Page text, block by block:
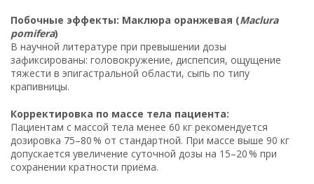
Побочные эффекты: Маклюра оранжевая (Maclura
pomifera)
В научной литературе при превышении дозы
зафиксированы: головокружение, диспепсия, ощущение
тяжести в эпигастральной области, сыпь по типу
крапивницы.
Корректировка по массе тела пациента:
Пациентам с массой тела менее 60 кг рекомендуется
дозировка 75–80 % от стандартной. При массе выше 90 кг
допускается увеличение суточной дозы на 15–20 % при
сохранении кратности приёма.